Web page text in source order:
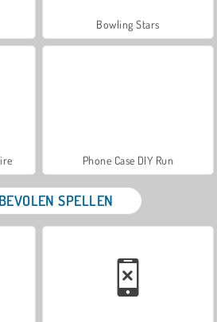
Bowling Stars
Phone Case DIY Run
SPELLEN